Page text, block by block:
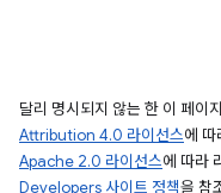
달리 명시되지 않는 한 이 페이
Attribution 4.0 라이선스에 따
Apache 2.0 라이선스에 따라
Developers 사이트 정책을 참